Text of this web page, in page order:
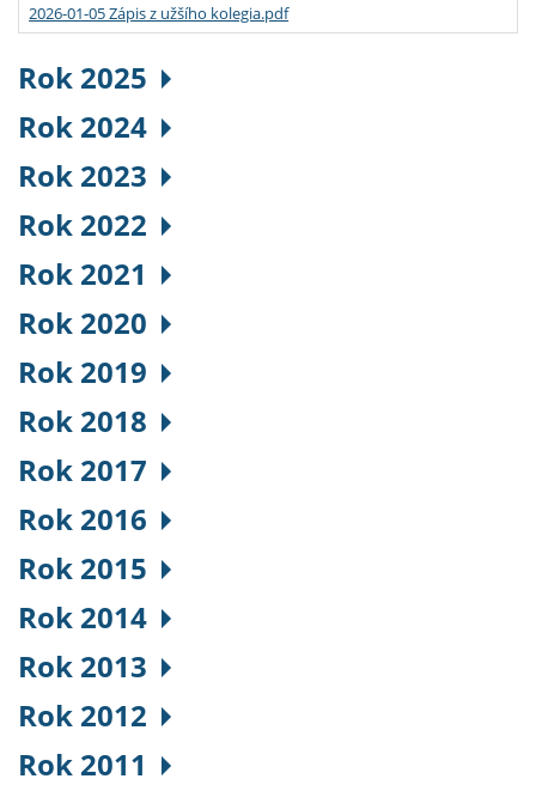
2026-01-05 Zápis z užšího kolegia.pdf
Rok 2025
Rok 2024
Rok 2023
Rok 2022
Rok 2021
Rok 2020
Rok 2019
Rok 2018
Rok 2017
Rok 2016
Rok 2015
Rok 2014
Rok 2013
Rok 2012
Rok 2011